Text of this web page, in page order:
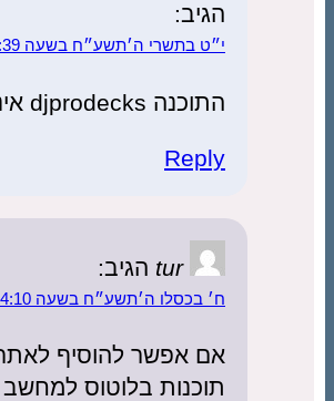
הגיב:
י״ט בתשרי ה׳תשע״ח בשעה 12:39
התוכנה djprodecks אינה עובדת
Reply
tur הגיב:
ח׳ בכסלו ה׳תשע״ח בשעה 14:10
אם אפשר להוסיף
תוכנות בלוטוס למחשב